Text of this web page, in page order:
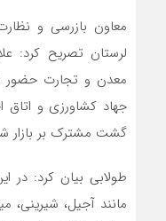
معاون بازرسی و
لرستان تصریح کرد:
معدن و تجارت حضور
جهاد کشاورزی و
گشت مشترک بر بازار
طولابی بیان کرد: در
مانند آجیل،